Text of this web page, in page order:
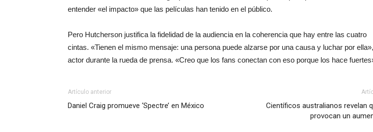
entender «el impacto» que las películas han tenido en el público.
Pero Hutcherson justifica la fidelidad de la audiencia en la coherencia que hay entre las cuatro
cintas. «Tienen el mismo mensaje: una persona puede alzarse por una causa y luchar por
actor durante la rueda de prensa. «Creo que los fans conectan con eso porque los hace
Artículo anterior
Daniel Craig promueve ‘Spectre’ en México
Científicos australianos revelan
provocan un